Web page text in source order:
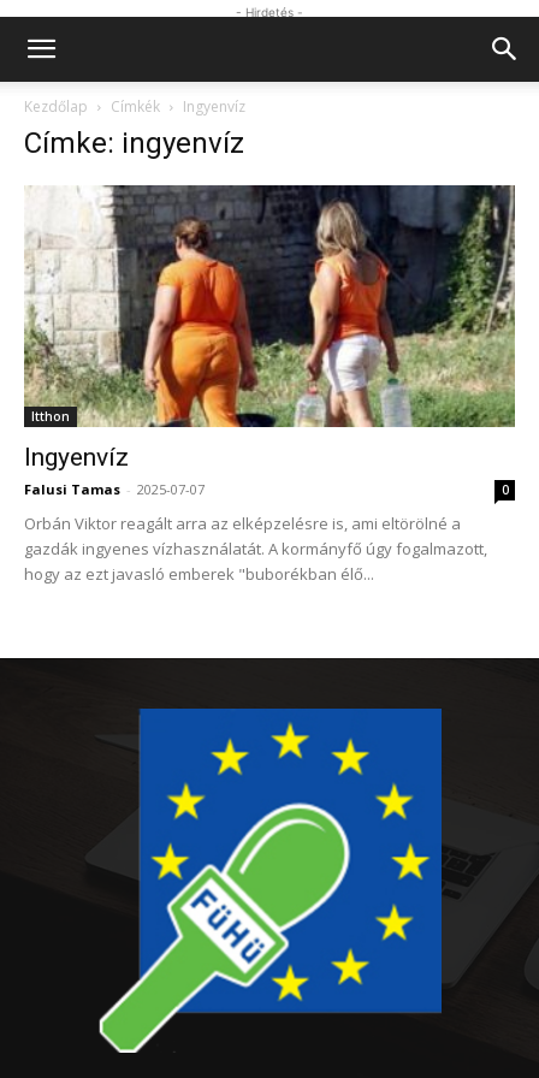
- Hirdetés -
Kezdőlap Címkék Ingyenvíz
Címke: ingyenvíz
Itthon
Ingyenvíz
Falusi Tamas - 2025-07-07 0
Orbán Viktor reagált arra az elképzelésre is, ami eltörölné a
gazdák ingyenes vízhasználatát. A kormányfő úgy fogalmazott,
hogy az ezt javasló emberek "buborékban élő...